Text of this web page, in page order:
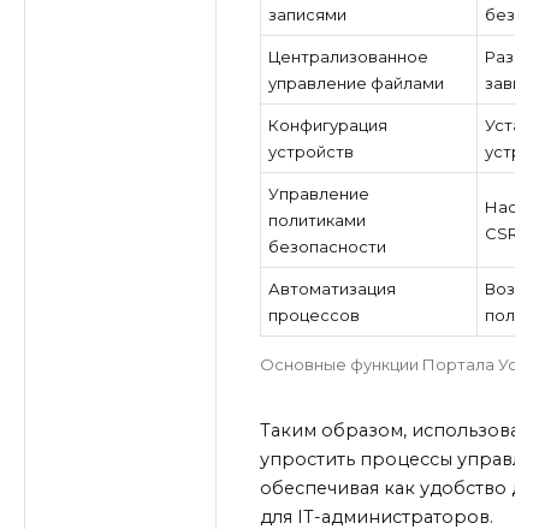
Основные функции Портала
записями
Централизованное
управление файлами
Конфигурация
устройств
Управление
политиками
безопасности
Автоматизация
процессов
Таким образом,
упростить процессы
обеспечивая как удобство
для IT-администраторов.